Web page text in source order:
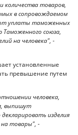
количества товаров,
в сопровождаемом
от уплаты таможенных
союза,
на человека", -
установленные
превышение путем
человека,
выпишут
изделия
на товары", -